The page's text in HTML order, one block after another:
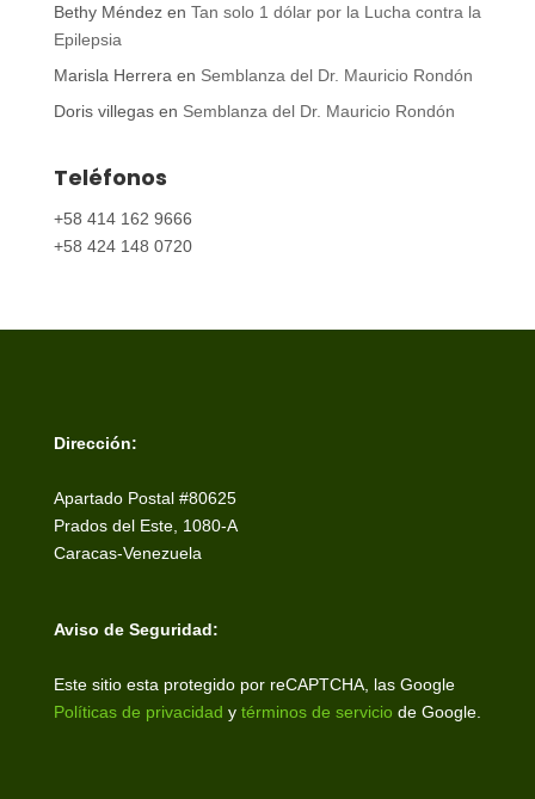
Bethy Méndezen Tan solo 1 dólar por la Lucha contra la
Epilepsia
Marisla Herrera en Semblanza del Dr. Mauricio Rondón
Doris villegasen Semblanza del Dr. Mauricio Rondón
Teléfonos
+58 414 162 9666
+58 424 148 0720
Dirección:
Apartado Postal #80625
Prados del Este, 1080-A
Caracas-Venezuela
Aviso de Seguridad:
Este sitio esta protegido por reCAPTCHA, las Google
Políticas de privacidad y términos de servicio de Google.